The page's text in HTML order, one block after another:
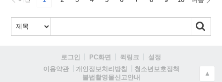
로그인 PC화면 퀵링크
설정
이용약관
개인정보처리방침
청소년보호정책
불법촬영물신고안내
▲